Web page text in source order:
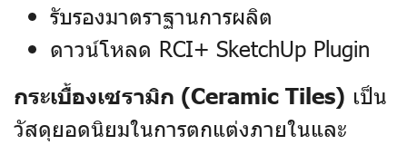
รับรองมาตราฐานการผลิต
ดาวน์โหลด RCI+ SketchUp Plugin
กระเบื้องเซรามิก (Ceramic Tiles) เป็น
วัสดุยอดนิยมในการตกแต่งภายในและ